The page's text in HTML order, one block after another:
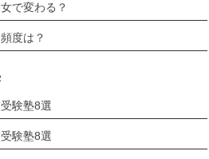
で変わる？
度は？
験塾8選
験塾8選